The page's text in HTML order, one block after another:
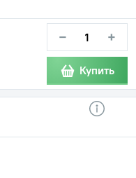
− +
Купить